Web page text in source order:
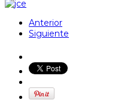
Anterior
Siguiente